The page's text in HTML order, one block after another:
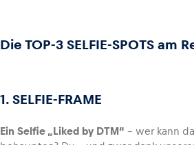
Die TOP-3 SELFIE-SPOTS am
1. SELFIE-FRAME
Ein Selfie „Liked by DTM“ – wer kann